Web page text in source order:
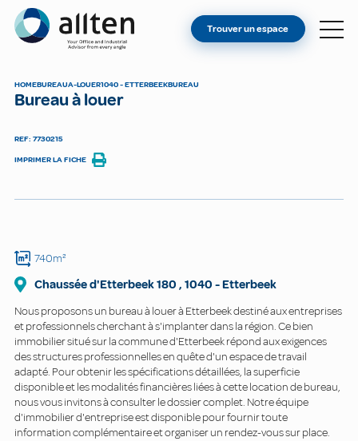
Allten
TROUVER UN ESPACE
Trouver un espace
HOMEBUREAUA-LOUER1040 - ETTERBEEKBUREAU
Bureau à louer
REF: 7730215
IMPRIMER LA FICHE
740m²
Chaussée d'Etterbeek180 , 1040 -Etterbeek
Nous proposons un bureau à louer à Etterbeek destiné aux entreprises
et professionnels cherchant à s'implanter dans la région. Ce bien
immobilier situé sur la commune d'Etterbeek répond aux exigences
des structures professionnelles en quête d'un espace de travail
adapté. Pour obtenir les spécifications détaillées, la superficie
disponible et les modalités financières liées à cette location de bureau,
nous vous invitons à consulter le dossier complet. Notre équipe
d'immobilier d'entreprise est disponible pour fournir toute
information complémentaire et organiser un rendez-vous sur place.